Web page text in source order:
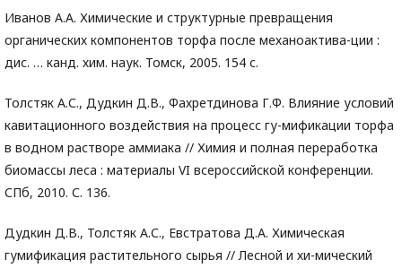
Иванов А.А. Химические и структурные превращения
органических компонентов торфа после механоактива-ции :
дис. … канд. хим. наук. Томск, 2005. 154 с.
Толстяк А.С., Дудкин Д.В., Фахретдинова Г.Ф. Влияние условий
кавитационного воздействия на процесс гу-мификации торфа
в водном растворе аммиака // Химия и полная переработка
биомассы леса : материалы VI всероссийской конференции.
СПб, 2010. С. 136.
Дудкин Д.В., Толстяк А.С., Евстратова Д.А. Химическая
гумификация растительного сырья // Лесной и хи-мический